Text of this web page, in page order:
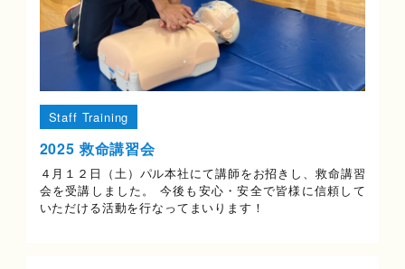
Staff Training
2025 救命講習会
４月１２日（土）パル本社にて講師をお招きし、救命講習
会を受講しました。 今後も安心・安全で皆様に信頼して
いただける活動を行なってまいります！